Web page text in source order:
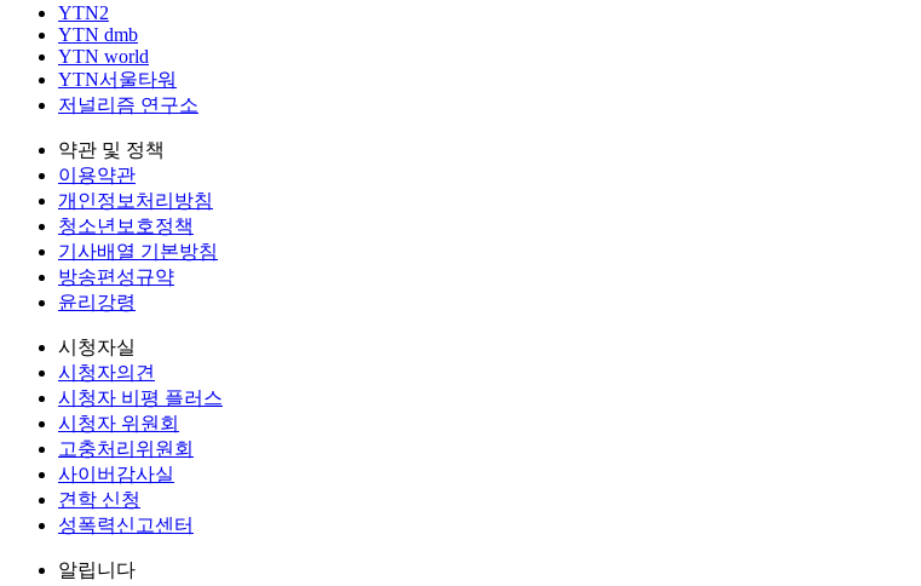
YTN2
YTN dmb
YTN world
YTN서울타워
저널리즘 연구소
약관 및 정책
이용약관
개인정보처리방침
청소년보호정책
기사배열 기본방침
방송편성규약
윤리강령
시청자실
시청자의견
시청자 비평 플러스
시청자 위원회
고충처리위원회
사이버감사실
견학 신청
성폭력신고센터
알립니다